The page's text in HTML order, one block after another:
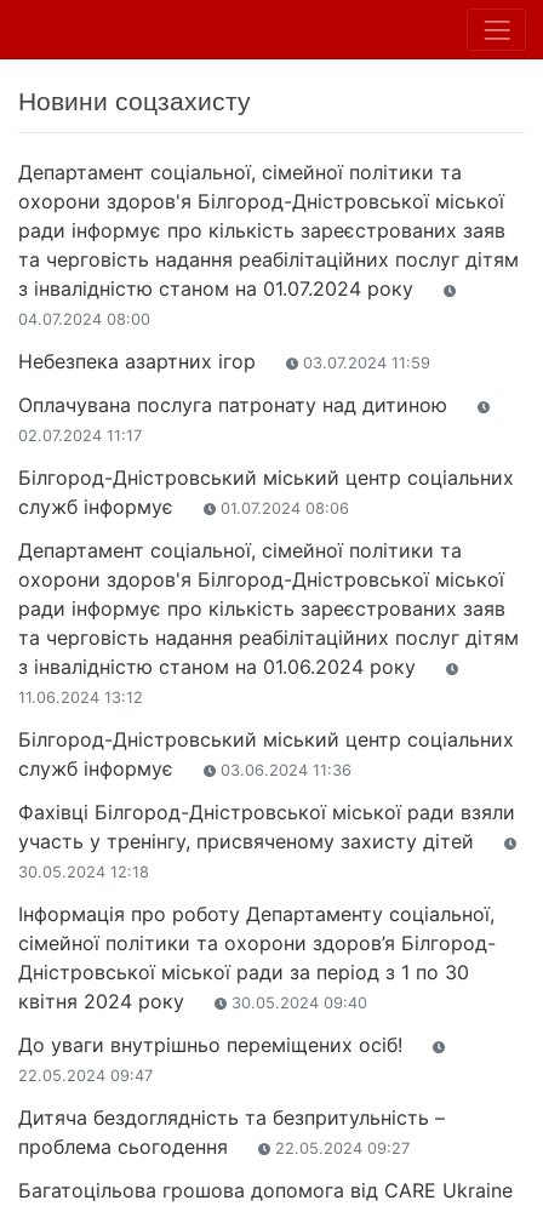
Новини соцзахисту
Департамент соціальної, сімейної політики та
охорони здоров'я Білгород-Дністровської міської
ради інформує про кількість зареєстрованих заяв
та черговість надання реабілітаційних послуг дітям
з інвалідністю станом на 01.07.2024 року
04.07.2024 08:00
Небезпека азартних ігор 03.07.2024 11:59
Оплачувана послуга патронату над дитиною
02.07.2024 11:17
Білгород-Дністровський міський центр соціальних
служб інформує
01.07.2024 08:06
Департамент соціальної, сімейної політики та
охорони здоров'я Білгород-Дністровської міської
ради інформує про кількість зареєстрованих заяв
та черговість надання реабілітаційних послуг дітям
з інвалідністю станом на 01.06.2024 року
11.06.2024 13:12
Білгород-Дністровський міський центр соціальних
служб інформує
03.06.2024 11:36
Фахівці Білгород-Дністровської міської ради взяли
участь у тренінгу, присвяченому захисту дітей
30.05.2024 12:18
Інформація про роботу Департаменту соціальної,
сімейної політики та охорони здоров’я Білгород-
Дністровської міської ради за період з 1 по 30
квітня 2024 року
30.05.2024 09:40
До уваги внутрішньо переміщених осіб!
22.05.2024 09:47
Дитяча бездоглядність та безпритульність –
проблема сьогодення
22.05.2024 09:27
Багатоцільова грошова допомога від CARE Ukraine